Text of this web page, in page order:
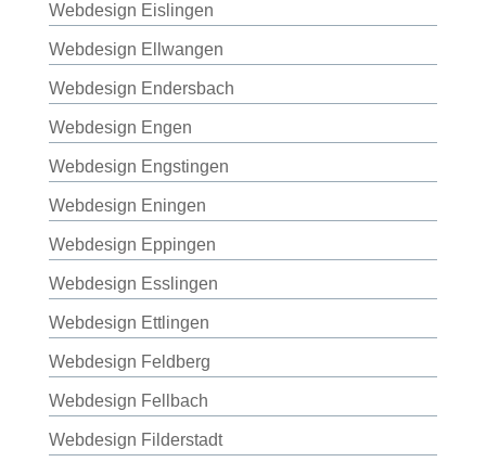
Webdesign Eislingen
Webdesign Ellwangen
Webdesign Endersbach
Webdesign Engen
Webdesign Engstingen
Webdesign Eningen
Webdesign Eppingen
Webdesign Esslingen
Webdesign Ettlingen
Webdesign Feldberg
Webdesign Fellbach
Webdesign Filderstadt